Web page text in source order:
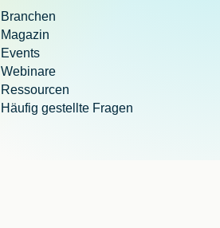
Branchen
Magazin
Events
Webinare
Ressourcen
Häufig gestellte Fragen